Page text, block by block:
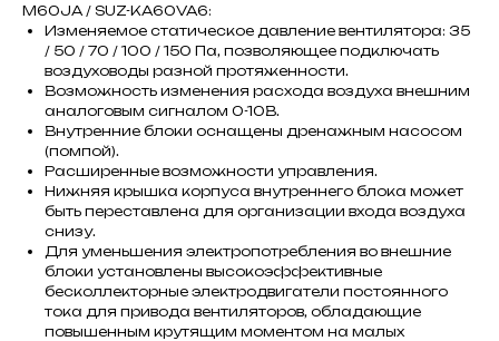
M60JA / SUZ-KA60VA6:
Изменяемое статическое давление вентилятора: 35
/ 50 / 70 / 100 / 150 Па, позволяющее подключать
воздуховоды разной протяженности.
Возможность изменения расхода воздуха внешним
аналоговым сигналом 0-10В.
Внутренние блоки оснащены дренажным насосом
(помпой).
Расширенные возможности управления.
Нижняя крышка корпуса внутреннего блока может
быть переставлена для организации входа воздуха
снизу.
Для уменьшения электропотребления во внешние
блоки установлены высокоэффективные
бесколлекторные электродвигатели постоянного
тока для привода вентиляторов, обладающие
повышенным крутящим моментом на малых